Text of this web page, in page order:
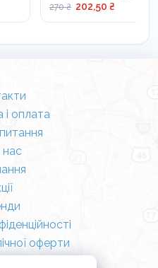
270 ₴ 202,50 ₴
оплата
нас
оферти